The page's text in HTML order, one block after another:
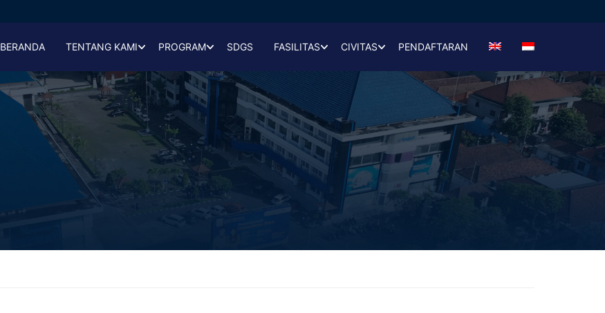
BERANDA TENTANG KAMI PROGRAM SDGS FASILITAS CIVITAS PENDAFTARAN